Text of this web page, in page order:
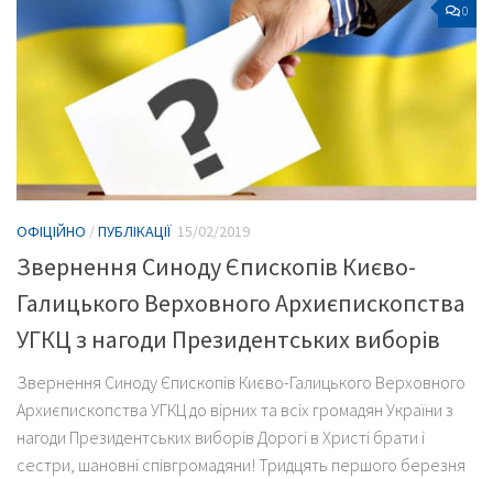
0
ОФІЦІЙНО /ПУБЛІКАЦІЇ 15/02/2019
Звернення Синоду Єпископів Києво-
Галицького Верховного Архиєпископства
УГКЦ з нагоди Президентських виборів
Звернення Синоду Єпископів Києво-Галицького Верховного
Архиєпископства УГКЦ до вірних та всіх громадян України з
нагоди Президентських виборів Дорогі в Христі брати і
сестри, шановні співгромадяни! Тридцять першого березня